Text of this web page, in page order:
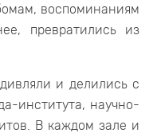
воспоминаниям
превратились из
и делились с
института, научно-
В каждом зале и